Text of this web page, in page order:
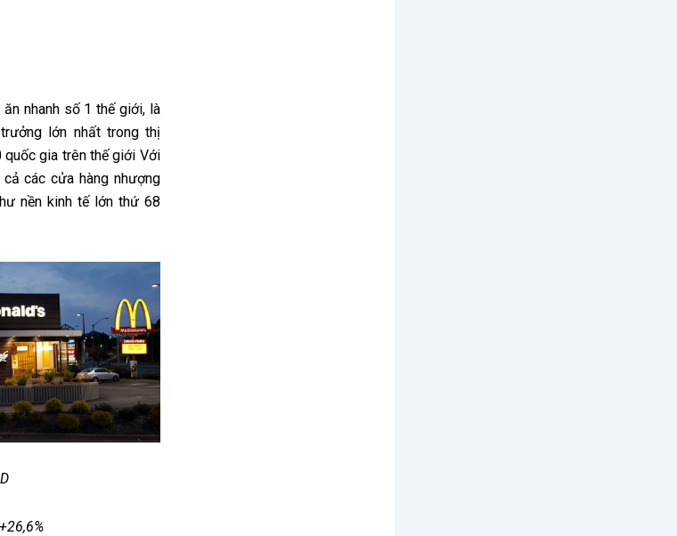
nhanh số 1 thế giới, là
lớn nhất trong thị
quốc gia trên thế giới Với
các cửa hàng nhượng
nền kinh tế lớn thứ 68